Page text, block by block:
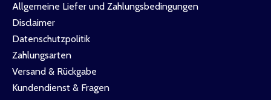
Allgemeine Liefer und Zahlungsbedingungen
Disclaimer
Datenschutzpolitik
Zahlungsarten
Versand & Rückgabe
Kundendienst & Fragen